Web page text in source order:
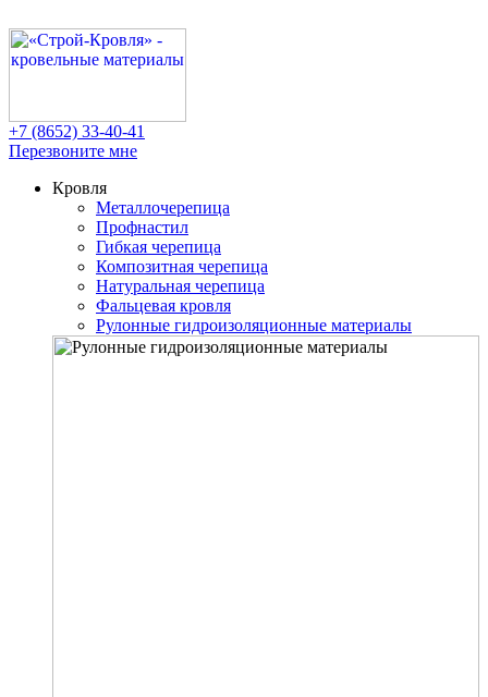
+7 (8652) 33-40-41
Перезвоните мне
Кровля
Металлочерепица
Профнастил
Гибкая черепица
Композитная черепица
Натуральная черепица
Фальцевая кровля
Рулонные гидроизоляционные материалы